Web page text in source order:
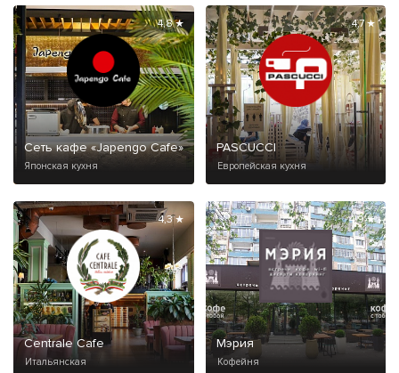
Сеть кафе «Japengo Cafe»
Японская кухня
4,8 ★
PASCUCCI
Европейская кухня
4,7 ★
Centrale Cafe
Итальянская
4,3 ★
Мэрия
Кофейня
4,9 ★